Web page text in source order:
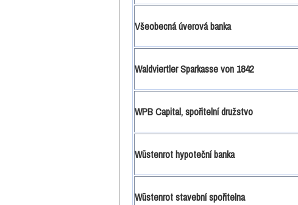
Všeobecná úverová banka
Waldviertler Sparkasse von 1842
WPB Capital, spořitelní družstvo
Wüstenrot hypoteční banka
Wüstenrot stavební spořitelna